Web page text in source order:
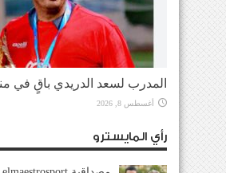
المدرب لسعد الدريدي باقٍ في
أغسطس 8, 2026
رأي المايسترو